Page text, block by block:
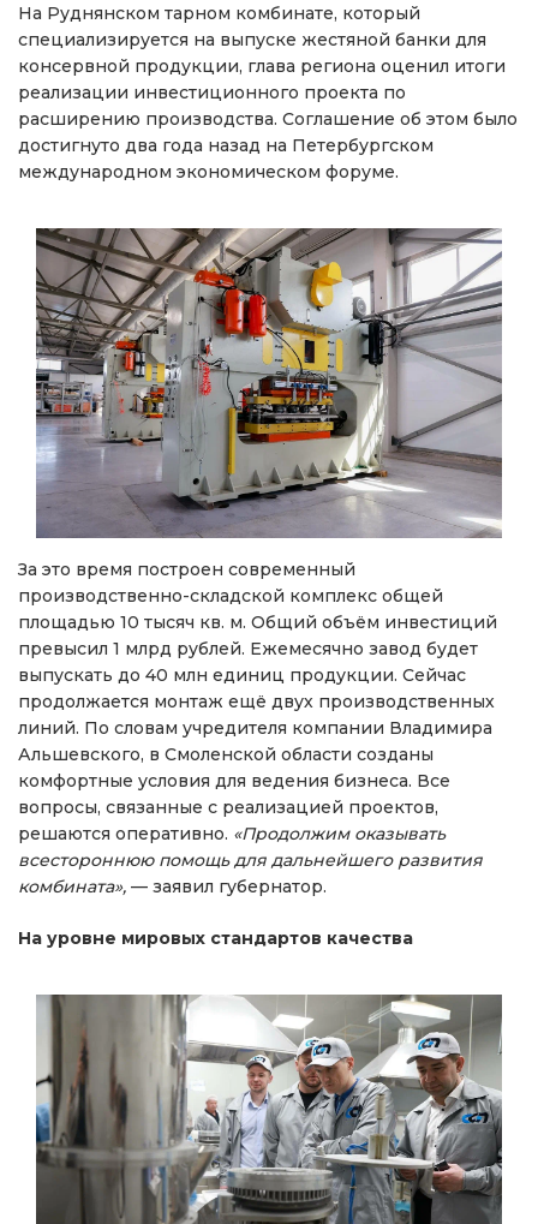
На Руднянском тарном комбинате, который
специализируется на выпуске жестяной банки для
консервной продукции, глава региона оценил итоги
реализации инвестиционного проекта по
расширению производства. Соглашение об этом было
достигнуто два года назад на Петербургском
международном экономическом форуме.
За это время построен современный
производственно-складской комплекс общей
площадью 10 тысяч кв. м. Общий объём инвестиций
превысил 1 млрд рублей. Ежемесячно завод будет
выпускать до 40 млн единиц продукции. Сейчас
продолжается монтаж ещё двух производственных
линий. По словам учредителя компании Владимира
Альшевского, в Смоленской области созданы
комфортные условия для ведения бизнеса. Все
вопросы, связанные с реализацией проектов,
решаются оперативно. «Продолжим оказывать
всестороннюю помощь для дальнейшего развития
комбината», — заявил губернатор.
На уровне мировых стандартов качества